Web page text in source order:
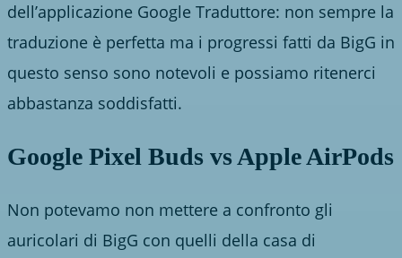
dell’applicazione Google Traduttore: non sempre la
traduzione è perfetta ma i progressi fatti da BigG in
questo senso sono notevoli e possiamo ritenerci
abbastanza soddisfatti.
Google Pixel Buds vs Apple AirPods
Non potevamo non mettere a confronto gli
auricolari di BigG con quelli della casa di